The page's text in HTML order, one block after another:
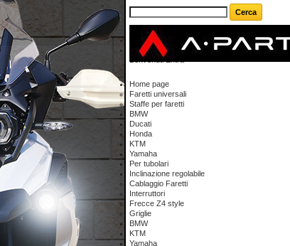
Carrello(vuoto)
Il tuo account
Benvenuti
Home page
Faretti universali
Staffe per faretti
BMW
Ducati
Honda
KTM
Yamaha
Per tubolari
Inclinazione regolabile
Cablaggio Faretti
Interruttori
Frecce Z4 style
Griglie
BMW
KTM
Yamaha